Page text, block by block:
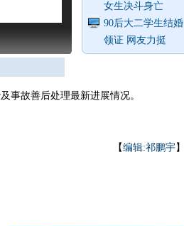
女生决斗身亡
90后大二学生结婚
领证 网友力挺
事故善后处理最新进展情况。
【编辑:祁鹏宇】